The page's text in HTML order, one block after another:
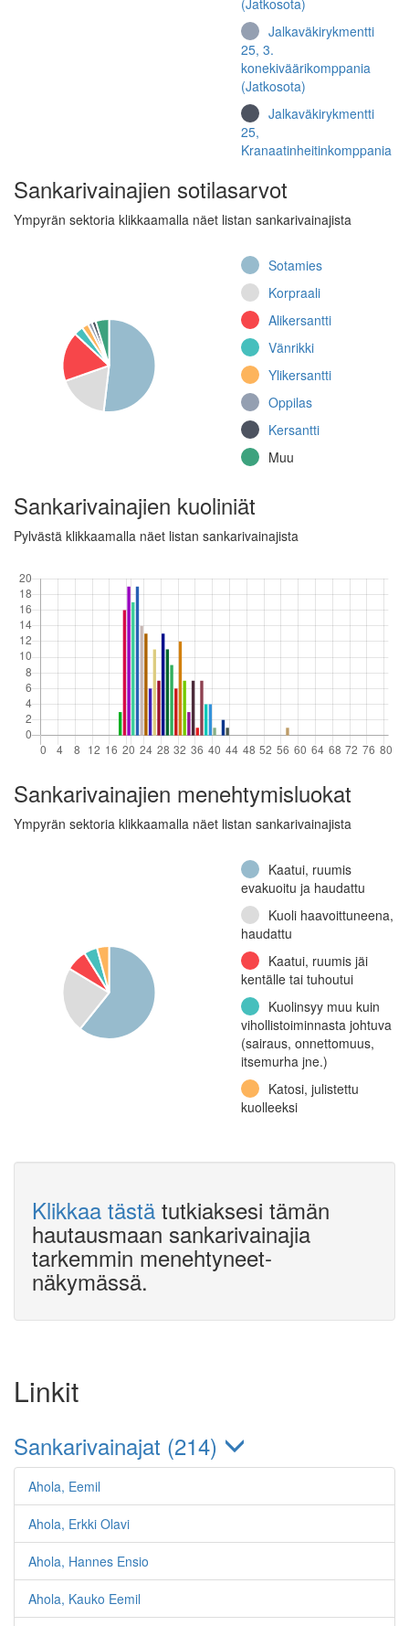
(Jatkosota)
Jalkaväkirykmentti
25, 3.
konekiväärikomppania
(Jatkosota)
Jalkaväkirykmentti
25,
Kranaatinheitinkomppania
Jalkaväkirykmentti
25, III
kranaatinheitinjoukkue
25, II
kranaatinheitinjoukkue
(Jatkosota)
25, 10. komppania
(Jatkosota)
Jalkaväkirykmentti
25, 4. komppania
(Jatkosota)
1. komppania (Jatkosota)
Muu
Sankarivainajien sotilasarvot
Ympyrän sektoria klikkaamalla näet listan sankarivainajista
Sotamies
Korpraali
Alikersantti
Vänrikki
Ylikersantti
Oppilas
Kersantti
Muu
Sankarivainajien kuoliniät
Pylvästä klikkaamalla näet listan sankarivainajista
Sankarivainajien menehtymisluokat
Ympyrän sektoria klikkaamalla näet listan sankarivainajista
Kaatui, ruumis
evakuoitu ja haudattu
Kuoli haavoittuneena,
haudattu
Kaatui, ruumis jäi
kentälle tai tuhoutui
Kuolinsyy muu kuin
vihollistoiminnasta johtuva
(sairaus, onnettomuus,
itsemurha jne.)
Katosi, julistettu
kuolleeksi
Klikkaa tästä tutkiaksesi tämän
hautausmaan sankarivainajia
tarkemmin menehtyneet-
näkymässä.
Linkit
Sankarivainajat (214)
Ahola, Eemil
Ahola, Erkki Olavi
Ahola, Hannes Ensio
Ahola, Kauko Eemil